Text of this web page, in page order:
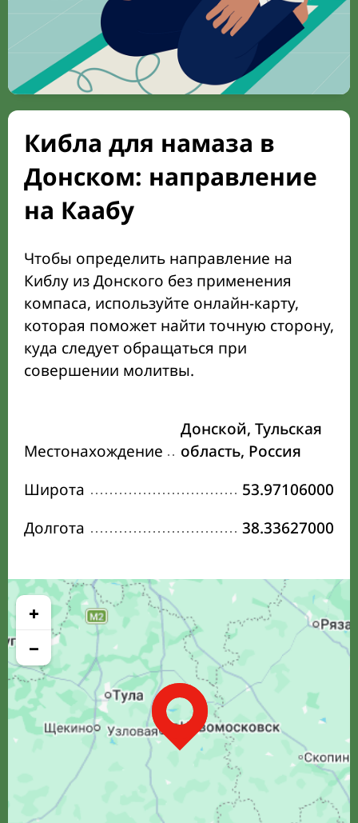
Кибла для намаза в
Донском: направление
на Каабу
Чтобы определить направление на
Киблу из Донского без применения
компаса, используйте онлайн-карту,
которая поможет найти точную сторону,
куда следует обращаться при
совершении молитвы.
Местонахождение
Донской, Тульская
область, Россия
Широта
53.97106000
Долгота
38.33627000
+
−